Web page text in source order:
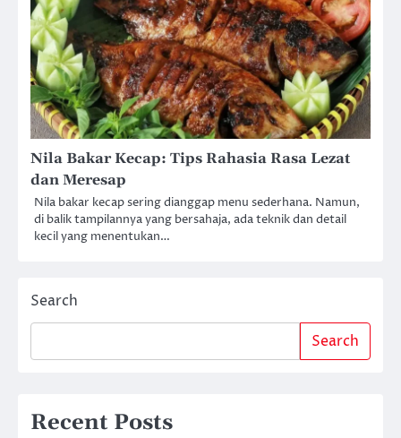
Nila Bakar Kecap: Tips Rahasia Rasa Lezat
dan Meresap
Nila bakar kecap sering dianggap menu sederhana. Namun,
di balik tampilannya yang bersahaja, ada teknik dan detail
kecil yang menentukan…
Search
Search
Recent Posts